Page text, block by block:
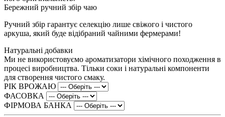
Бережний ручний збір чаю
Ручний збір гарантує селекцію лише свіжого і чистого
аркуша, який буде відібраний чайними фермерами!
Натуральні добавки
Ми не використовуємо ароматизатори хімічного походження в
процесі виробництва. Тільки соки і натуральні компоненти
для створення чистого смаку.
РІК ВРОЖАЮ
ФАСОВКА
ФІРМОВА БАНКА